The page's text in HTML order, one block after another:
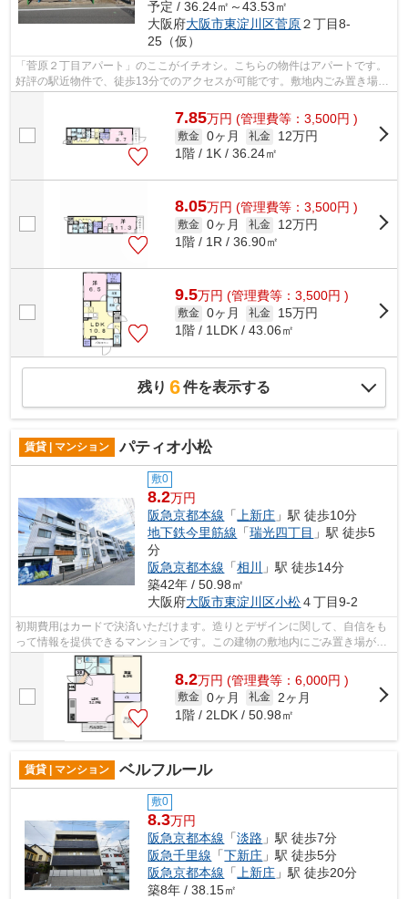
予定 / 36.24㎡～43.53㎡
大阪府大阪市東淀川区菅原２丁目8-
25（仮）
「菅原２丁目アパート」のここがイチオシ。こちらの物件はアパートです。
好評の駅近物件で、徒歩13分でのアクセスが可能です。敷地内ごみ置き場が
あればごみをもって歩く距離も少なく...
7.85万円 (管理費等：3,500円 )
敷金 0ヶ月 礼金
12万円
1階 / 1K / 36.24㎡
8.05万円 (管理費等：3,500円 )
敷金 0ヶ月 礼金
12万円
1階 / 1R / 36.90㎡
9.5万円 (管理費等：3,500円 )
敷金 0ヶ月 礼金
15万円
1階 / 1LDK / 43.06㎡
残り 6件を表示する
賃貸 | マンション パティオ小松
敷0
8.2万円
阪急京都本線 「上新庄 」駅 徒歩10分
地下鉄今里筋線 「瑞光四丁目 」駅 徒歩5
分
阪急京都本線 「相川
」駅 徒歩14分
築42年 / 50.98㎡
大阪府大阪市東淀川区小松４丁目9-2
初期費用はカードで決済いただけます。造りとデザインに関して、自信をも
って情報を提供できるマンションです。この建物の敷地内にごみ置き場があ
ります。耐火、耐震性の高い鉄筋コン...
8.2万円 (管理費等：6,000円 )
敷金 0ヶ月 礼金
2ヶ月
1階 / 2LDK / 50.98㎡
賃貸 | マンション ベルフルール
敷0
8.3万円
阪急京都本線 「淡路 」駅 徒歩7分
阪急千里線 「下新庄 」駅 徒歩5分
阪急京都本線 「 上新庄 」駅 徒歩20分
築8年 / 38.15㎡